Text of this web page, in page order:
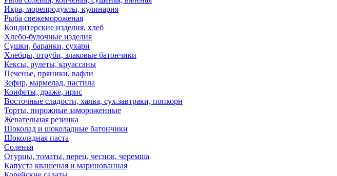
Икра, морепродукты, кулинария
Рыба свежемороженая
Кондитерские изделия, хлеб
Хлебо-булочные изделия
Сушки, баранки, сухари
Хлебцы, отруби, злаковые батончики
Кексы, рулеты, круассаны
Печенье, пряники, вафли
Зефир, мармелад, пастила
Конфеты, драже, ирис
Восточные сладости, халва, сух.завтраки, попкорн
Торты, пирожные замороженные
Жевательная резинка
Шоколад и шоколадные батончики
Шоколадная паста
Соленья
Огурцы, томаты, перец, чеснок, черемша
Капуста квашеная и маринованная